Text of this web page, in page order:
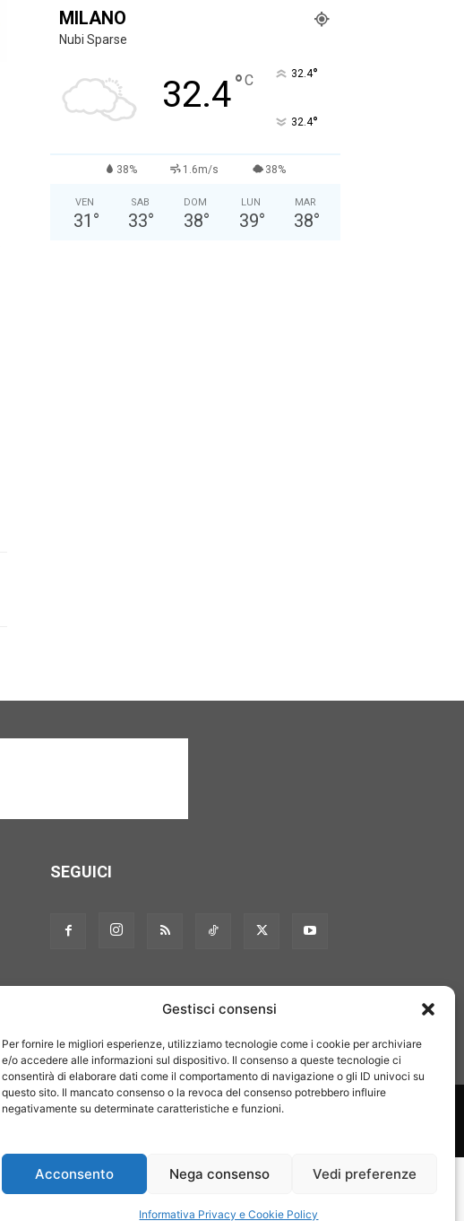
Gestisci consensi
Per fornire le migliori esperienze, utilizziamo tecnologie come i cookie per archiviare
e/o accedere alle informazioni sul dispositivo. Il consenso a queste tecnologie ci
consentirà di elaborare dati come il comportamento di navigazione o gli ID univoci su
questo sito. Il mancato consenso o la revoca del consenso potrebbero influire
negativamente su determinate caratteristiche e funzioni.
Acconsento Nega consenso Vedi preferenze
Informativa Privacy e Cookie Policy
MILANO
Nubi Sparse
32.4°C 32.4°
32.4°
38% 1.6m/s 38%
VEN
31 °
SAB
33°
DOM
38°
LUN
39°
MAR
38°
SEGUICI
Collabora con noi Pubblicità Privacy policy Linee editoriali